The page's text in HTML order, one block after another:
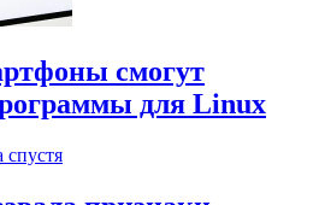
смогут
для Linux
спустя